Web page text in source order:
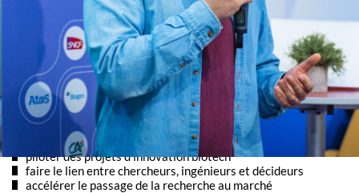
et commercialisable
DOUBLE COMPÉTENCE : UN ATOUT CLÉ POUR
INNOVER EN BIOTECH
Cette masterclass a également mis en lumière la valeur des profils
hybrides, à la croisée de la science, de la technologie et du
management.
Une double compétence aujourd’hui essentielle pour :
piloter des projets d’innovation biotech
faire le lien entre chercheurs, ingénieurs et décideurs
accélérer le passage de la recherche au marché